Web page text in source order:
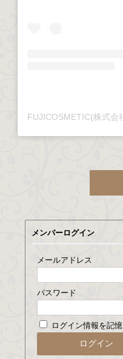
メンバーログイン
メールアドレス
パスワード
ログイン情報を記憶